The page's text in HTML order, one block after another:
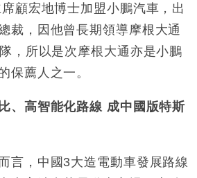
顧宏地博士加盟小鵬汽車，出
裁，因他曾長期領導摩根大通
，所以是次摩根大通亦是小鵬
保薦人之一。
、高智能化路線 成中國版特斯
言，中國3大造電動車發展路線